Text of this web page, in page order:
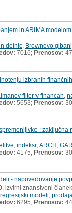
in ARIMA
delnic Brownovo
7016; Prenosov: 47
izbranih
filter v financah
5653; Prenosov: 30
: zaključna
indeksi ARCH
4175; Prenosov: 30
- napovedovanje
izvirni znanstveni članek
regresijski modeli
6295; Prenosov: 44